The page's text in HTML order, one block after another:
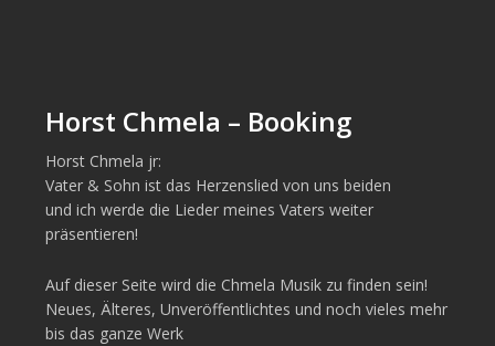
Horst Chmela – Booking
Horst Chmela jr:
Vater & Sohn ist das Herzenslied von uns beiden
und ich werde die Lieder meines Vaters weiter
präsentieren!
Auf dieser Seite wird die Chmela Musik zu finden sein!
Neues, Älteres, Unveröffentlichtes und noch vieles mehr
bis das ganze Werk